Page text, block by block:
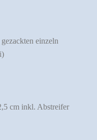
einzeln
cm inkl. Abstreifer